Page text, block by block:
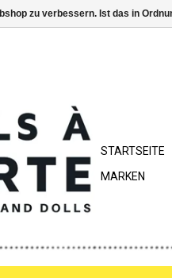
STARTSEITE
MARKEN
zu verbessern. Ist das in